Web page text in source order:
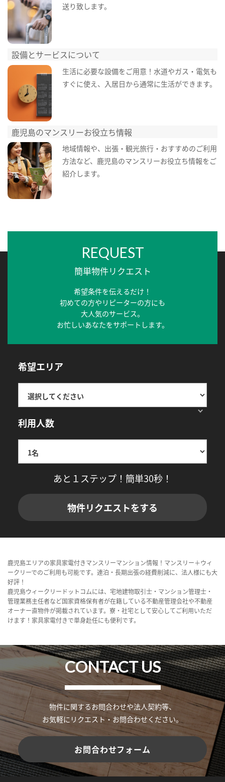
送り致します。
設備とサービスについて
生活に必要な設備をご用意！水道やガス・電気も
すぐに使え、入居日から通常に生活ができます。
鹿児島のマンスリーお役立ち情報
地域情報や、出張・観光旅行・おすすめのご利用
方法など、鹿児島のマンスリーお役立ち情報をご
紹介します。
REQUEST
簡単物件リクエスト
希望条件を伝えるだけ！
初めての方やリピーターの方にも
大人気のサービス。
お忙しいあなたをサポートします。
希望エリア
利用人数
あと１ステップ！簡単30秒！
物件リクエストをする
鹿児島エリアの家具家電付きマンスリーマンション情報！マンスリー＋ウィ
ークリーでのご利用も可能です。連泊・長期出張の経費削減に、法人様にも大
好評！
鹿児島ウィークリードットコムには、宅地建物取引士・マンション管理士・
管理業務主任者など国家資格保有者が在籍している不動産管理会社や不動産
オーナー直物件が掲載されています。寮・社宅として安心してご利用いただ
けます！家具家電付きで単身赴任にも便利です。
CONTACT US
物件に関するお問合わせや法人契約等、
お気軽にリクエスト・お問合わせください。
お問合わせフォーム